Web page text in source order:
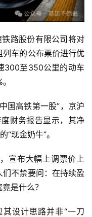
路股份有限公司将对
车的公布票价进行优
300至350公里的动车
国高铁第一股”，京沪
财务报告显示，其净
现金奶牛”。
宣布大幅上调票价上
不禁要问：在持续盈
是什么？
设计思路并非“一刀